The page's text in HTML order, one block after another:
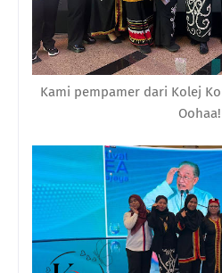
Kami pempamer dari Kolej
Oohaa!